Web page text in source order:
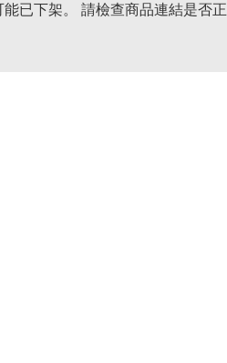
已下架。 請檢查商品連結是否正